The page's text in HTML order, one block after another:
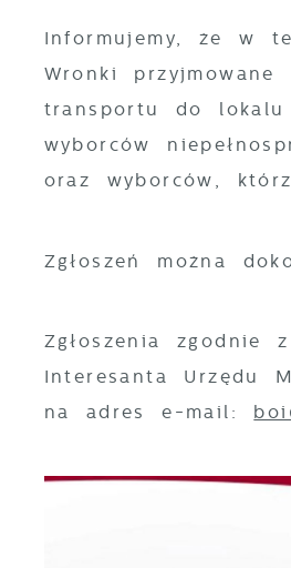
Informujemy, że w
Wronki
transportu do lokalu
wyborców
oraz wyborców,
Zgłoszeń można
Zgłoszenia zgodnie
Interesanta Urzędu
na adres e-mail: